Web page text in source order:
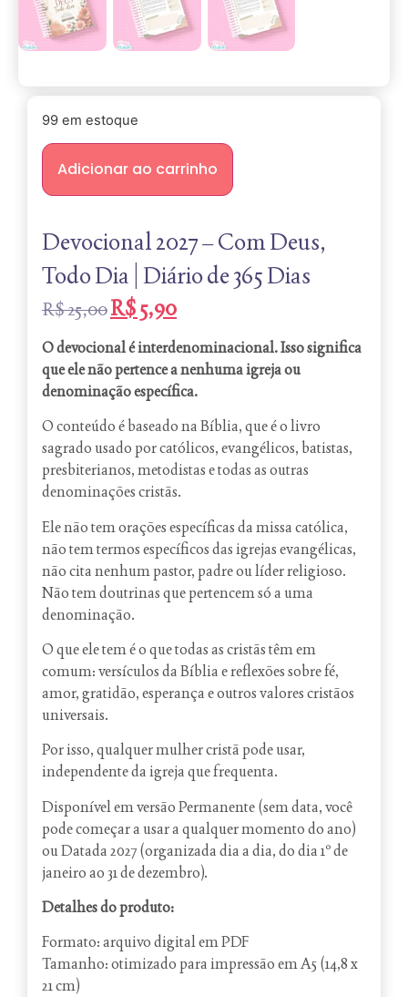
Devocional 2027 – Com Deus,
Todo Dia | Diário de 365 Dias
R$25,00R$5,90
99 em estoque
Adicionar ao carrinho
O devocional é interdenominacional. Isso significa
que ele não pertence a nenhuma igreja ou
denominação específica.
O conteúdo é baseado na Bíblia, que é o livro
sagrado usado por católicos, evangélicos, batistas,
presbiterianos, metodistas e todas as outras
denominações cristãs.
Ele não tem orações específicas da missa católica,
não tem termos específicos das igrejas evangélicas,
não cita nenhum pastor, padre ou líder religioso.
Não tem doutrinas que pertencem só a uma
denominação.
O que ele tem é o que todas as cristãs têm em
comum: versículos da Bíblia e reflexões sobre fé,
amor, gratidão, esperança e outros valores cristãos
universais.
Por isso, qualquer mulher cristã pode usar,
independente da igreja que frequenta.
Disponível em versão Permanente (sem data, você
pode começar a usar a qualquer momento do ano)
ou Datada 2027 (organizada dia a dia, do dia 1º de
janeiro ao 31 de dezembro).
Detalhes do produto:
Formato: arquivo digital em PDF
Tamanho: otimizado para impressão em A5 (14,8 x
21 cm)